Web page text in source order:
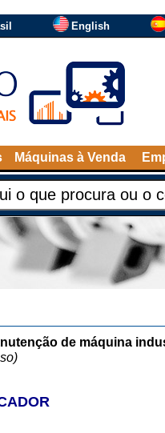
English
Máquinas à Venda
de máquina